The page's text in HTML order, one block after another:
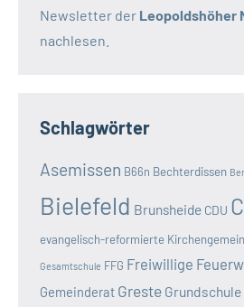
Newsletter der Leopoldshöher
nachlesen.
Schlagwörter
Asemissen B66n Bechterdissen
Bielefeld Brunsheide CDU
evangelisch-reformierte
Gesamtschule FFG Freiwillige
Gemeinderat Greste